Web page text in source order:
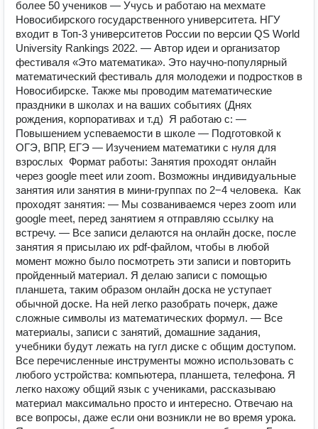
более 50 учеников — Учусь и работаю на мехмате
Новосибирского государственного университета. НГУ
входит в Топ-3 университетов России по версии QS World
University Rankings 2022. — Автор идеи и организатор
фестиваля «Это математика». Это научно-популярный
математический фестиваль для молодежи и подростков в
Новосибирске. Также мы проводим математические
праздники в школах и на ваших событиях (Днях
рождения, корпоративах и т.д) ️ Я работаю с: —
Повышением успеваемости в школе — Подготовкой к
ОГЭ, ВПР, ЕГЭ — Изучением математики с нуля для
взрослых ️ Формат работы: Занятия проходят онлайн
через google meet или zoom. Возможны индивидуальные
занятия или занятия в мини-группах по 2−4 человека. ️ Как
проходят занятия: — Мы созваниваемся через zoom или
google meet, перед занятием я отправляю ссылку на
встречу. — Все записи делаются на онлайн доске, после
занятия я присылаю их pdf-файлом, чтобы в любой
момент можно было посмотреть эти записи и повторить
пройденный материал. Я делаю записи с помощью
планшета, таким образом онлайн доска не уступает
обычной доске. На ней легко разобрать почерк, даже
сложные символы из математических формул. — Все
материалы, записи с занятий, домашние задания,
учебники будут лежать на гугл диске с общим доступом.
Все перечисленные инструменты можно использовать с
любого устройства: компьютера, планшета, телефона. Я
легко нахожу общий язык с учениками, рассказываю
материал максимально просто и интересно. Отвечаю на
все вопросы, даже если они возникли не во время урока.